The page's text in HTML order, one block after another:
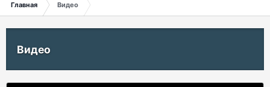
Главная Видео
Видео